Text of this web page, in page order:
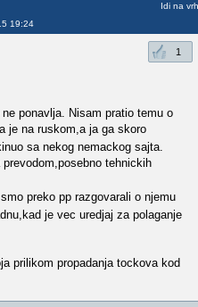
19:24
Idi na vrh
1
ponavlja. Nisam pratio temu o
je na ruskom,a ja ga skoro
sa nekog nemackog sajta.
tehnickih
preko pp razgovarali o njemu
je vec uredjaj za polaganje
prilikom propadanja tockova kod